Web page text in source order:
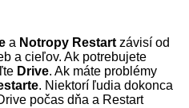
a Notropy Restart závisí od
a cieľov. Ak potrebujete
Drive. Ak máte problémy
. Niektorí ľudia dokonca
počas dňa a Restart